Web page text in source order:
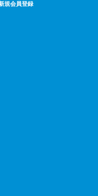
規会員登録